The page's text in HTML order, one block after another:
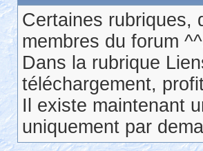
Certaines rubriques,
membres du forum
Dans la rubrique
téléchargement,
Il existe maintenant
uniquement par